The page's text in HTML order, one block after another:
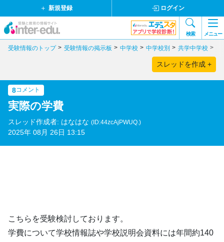
新規登録 ログイン
検索 メニュー
受験情報のトップ 受験情報の掲示板 中学校 中学校別 共学中学校
スレッドを作成 +
8コメント
実際の学費
スレッド作成者: はなはな (ID:44zcAjPWUQ.)
2025年 08月 26日 13:15
こちらを受験検討しております。
学費について学校情報誌や学校説明会資料には年間約140